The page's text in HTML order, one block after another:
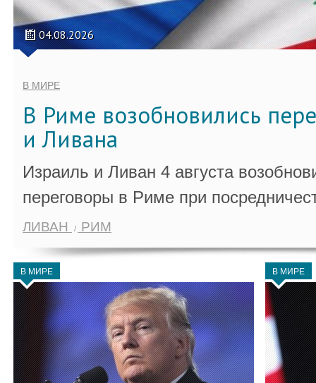
04.08.2026
В МИРЕ
В Риме возобновились
и Ливана
Израиль и Ливан 4 августа
переговоры в Риме при
ЛИВАН РИМ
В МИРЕ В МИРЕ